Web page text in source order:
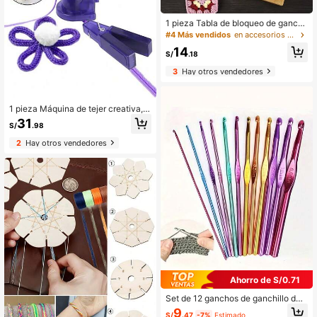
1 pieza Máquina de tejer creativa, h
erramienta portátil de tejido a mano
para hacer pulseras, telar decorativ
o de mano para tejer, regalo de Navi
dad para hacer gorros, guantes y bu
fandas DIY
S/31 .98
2Hay otros vendedores
1 pieza Tabla de bloqueo de ganchil
lo hecha a mano DIY con 8 alfileres/
a de tejido de bambú, tabla de cuad
os de ganchillo de bambú, regalo pa
#4 Más vendidos en accesorios de punto de gran venta Suministros p
S/14.18
3Hay otros vendedores
Ahorro de S/0.71
Set de 12 ganchos de ganchillo de
colores aleatorios, herramientas de
S/9.47 -7% Estimado